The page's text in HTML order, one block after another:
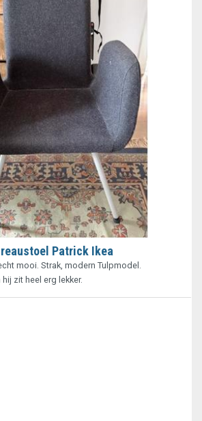
Patrick Ikea
mooi. Strak, modern Tulpmodel.
zit heel erg lekker.